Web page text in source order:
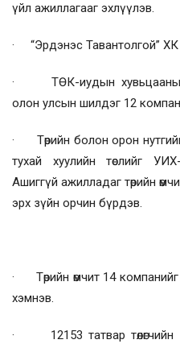
үйл ажиллагааг эхлүүлэв.
· “Эрдэнэс Тавантолгой” ХК
· ТӨК-иудын хувьцааны
олон улсын шилдэг 12
· Төрийн болон орон
тухай хуулийн төслийг
Ашиггүй ажилладаг төрийн
эрх зүйн орчин бүрдэв.
· Төрийн өмчит 14 компанийг
хэмнэв.
· 12153 татвар төлөгчийн